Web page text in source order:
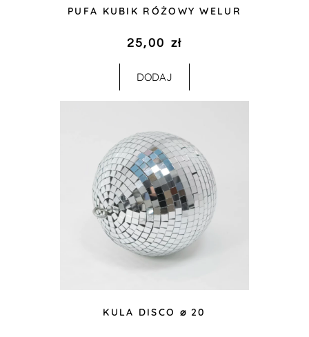
PUFA KUBIK RÓŻOWY WELUR
25,00 zł
DODAJ
KULA DISCO ⌀ 20